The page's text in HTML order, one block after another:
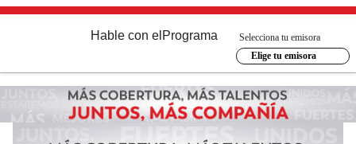
Hable con el Programa
Selecciona tu emisora
Elige tu emisora